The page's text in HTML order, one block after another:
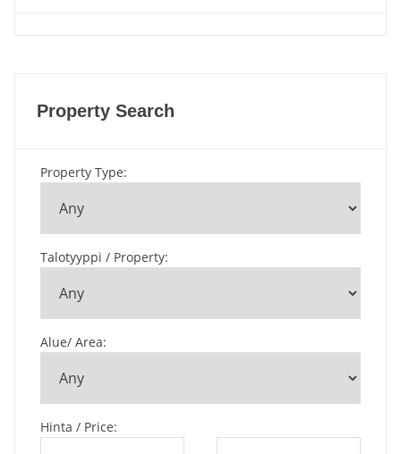
Property Search
Property Type:
Talotyyppi / Property:
Alue/ Area:
Hinta / Price: